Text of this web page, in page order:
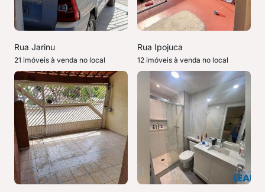
Rua Jarinu
21 imóveis à venda no local
Rua Ipojuca
12 imóveis à venda no local